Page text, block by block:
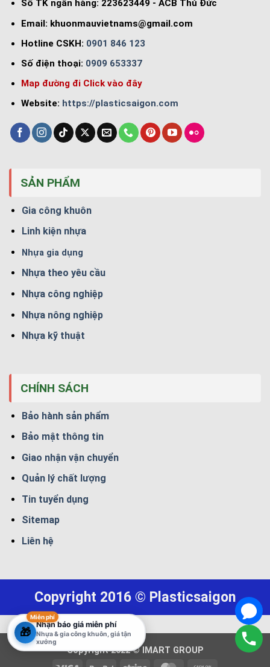
Số TK ngân hàng: 223623449 - ACB Thủ Đức
Email: khuonmauvietnams@gmail.com
Hotline CSKH: 0901 846 123
Số điện thoại: 0909 653337
Map đường đi Click vào đây
Website: https://plasticsaigon.com
SẢN PHẨM
Gia công khuôn
Linh kiện nhựa
Nhựa gia dụng
Nhựa theo yêu cầu
Nhựa công nghiệp
Nhựa nông nghiệp
Nhựa kỹ thuật
CHÍNH SÁCH
Bảo hành sản phẩm
Bảo mật thông tin
Giao nhận vận chuyển
Quản lý chất lượng
Tin tuyển dụng
Sitemap
Liên hệ
Copyright 2016 © Plasticsaigon
Copyright 2022 © IMART GROUP
Miễn phí
🎁
Nhận báo giá miễn phí
Nhựa & gia công khuôn, giá tận
xưởng